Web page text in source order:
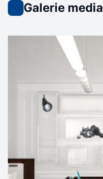
Galerie media